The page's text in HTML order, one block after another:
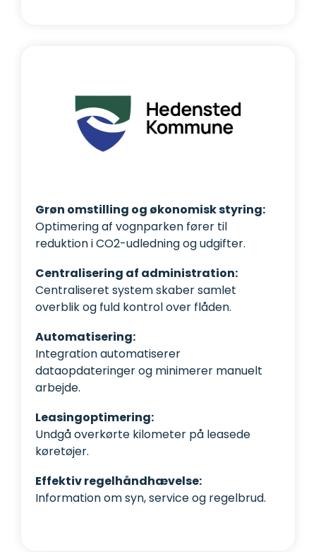
Grøn omstilling og økonomisk styring:
Optimering af vognparken fører til
reduktion i CO2-udledning og udgifter.
Centralisering af administration:
Centraliseret system skaber samlet
overblik og fuld kontrol over flåden.
Automatisering:
Integration automatiserer
dataopdateringer og minimerer manuelt
arbejde.
Leasingoptimering:
Undgå overkørte kilometer på leasede
køretøjer.
Effektiv regelhåndhævelse:
Information om syn, service og regelbrud.